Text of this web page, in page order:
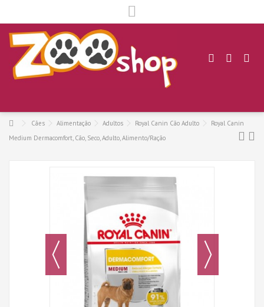
Cães Alimentação Adultos Royal Canin Cão Adulto
Royal Canin
Medium Dermacomfort, Cão, Seco, Adulto, Alimento/Ração